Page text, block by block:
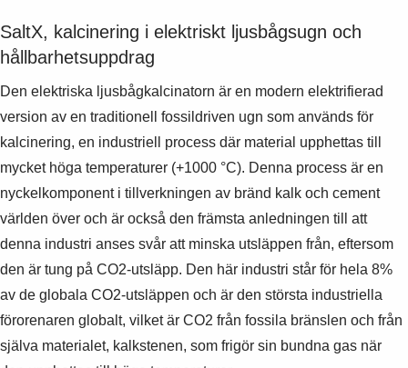
SaltX, kalcinering i elektriskt ljusbågsugn och
hållbarhetsuppdrag
Den elektriska ljusbågkalcinatorn är en modern elektrifierad
version av en traditionell fossildriven ugn som används för
kalcinering, en industriell process där material upphettas till
mycket höga temperaturer (+1000 °C). Denna process är en
nyckelkomponent i tillverkningen av bränd kalk och cement
världen över och är också den främsta anledningen till att
denna industri anses svår att minska utsläppen från, eftersom
den är tung på CO2-utsläpp. Den här industri står för hela 8%
av de globala CO2-utsläppen och är den största industriella
förorenaren globalt, vilket är CO2 från fossila bränslen och från
själva materialet, kalkstenen, som frigör sin bundna gas när